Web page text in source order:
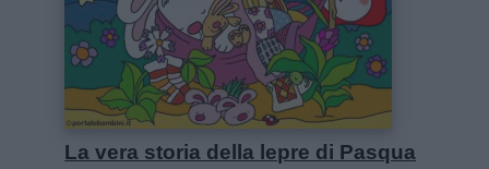
La vera storia della lepre di Pasqua